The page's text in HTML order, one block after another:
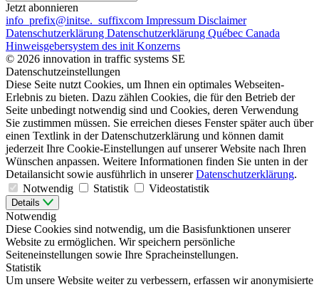
Jetzt abonnieren
info _prefix@initse. _suffixcom Impressum Disclaimer
Datenschutzerklärung Datenschutzerklärung Québec Canada
Hinweisgebersystem des init Konzerns
© 2026 innovation in traffic systems SE
Datenschutzeinstellungen
Diese Seite nutzt Cookies, um Ihnen ein optimales Webseiten-
Erlebnis zu bieten. Dazu zählen Cookies, die für den Betrieb der
Seite unbedingt notwendig sind und Cookies, deren Verwendung
Sie zustimmen müssen. Sie erreichen dieses Fenster später auch über
einen Textlink in der Datenschutzerklärung und können damit
jederzeit Ihre Cookie-Einstellungen auf unserer Website nach Ihren
Wünschen anpassen. Weitere Informationen finden Sie unten in der
Detailansicht sowie ausführlich in unsererDatenschutzerklärung.
Notwendig
Statistik Videostatistik
Details
Notwendig
Diese Cookies sind notwendig, um die Basisfunktionen unserer
Website zu ermöglichen. Wir speichern persönliche
Seiteneinstellungen sowie Ihre Spracheinstellungen.
Statistik
Um unsere Website weiter zu verbessern, erfassen wir anonymisierte